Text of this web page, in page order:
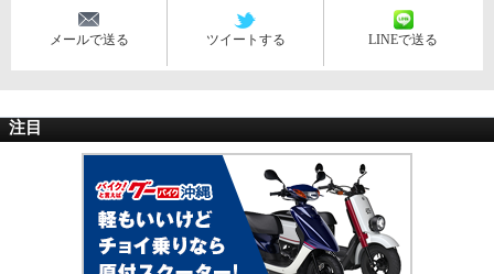
メールで送る ツイートする LINEで送る
注目